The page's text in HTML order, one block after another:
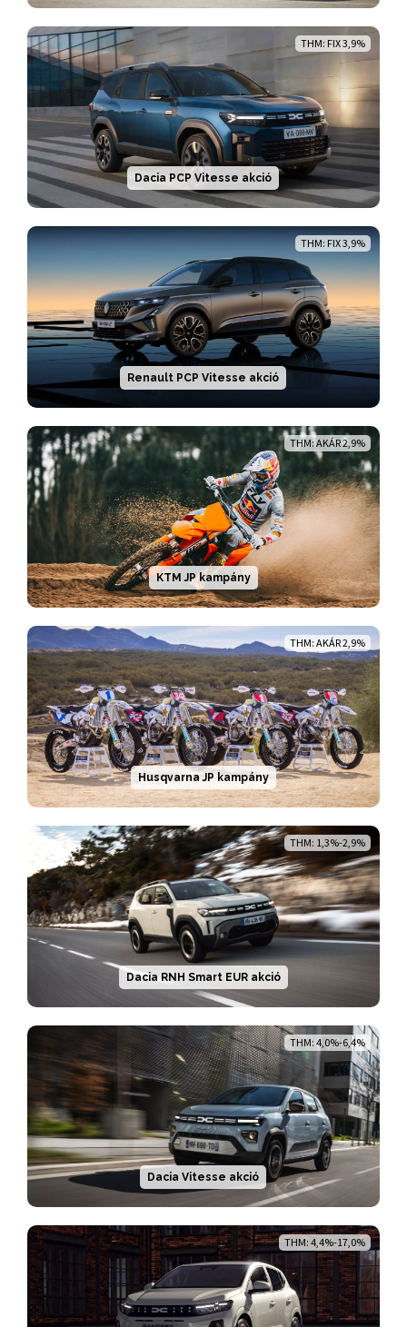
THM: FIX 3,9%
Dacia PCP Vitesse akció
THM: FIX 3,9%
Renault PCP Vitesse akció
THM: AKÁR 2,9%
KTM JP kampány
THM: AKÁR 2,9%
Husqvarna JP kampány
THM: 1,3%-2,9%
Dacia RNH Smart EUR akció
THM: 4,0%-6,4%
Dacia Vitesse akció
THM: 4,4%-17,0%